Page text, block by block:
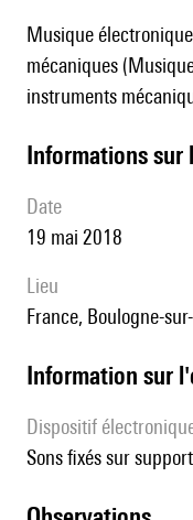
Musique
mécaniques
instruments
informations sur
date
19 mai 2018
lieu
France, Boulogne-
Information sur
Dispositif
sons fixés sur support